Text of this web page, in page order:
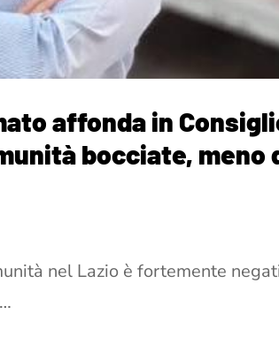
affonda in
bocciate, meno
nel Lazio è fortemente